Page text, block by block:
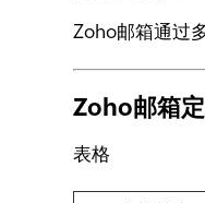
Zoho邮箱通过
Zoho邮箱
表格